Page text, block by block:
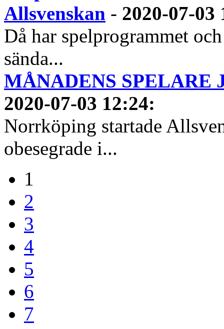
Allsvenskan - 2020-07-03
Då har spelprogrammet
sända...
MÅNADENS SPELARE
2020-07-03 12:24:
Norrköping startade
obesegrade i...
1
2
3
4
5
6
7